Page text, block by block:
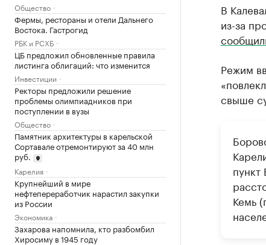
Общество
Фермы, рестораны и отели Дальнего
Востока. Гастрогид
РБК и РСХБ
ЦБ предложил обновленные правила
листинга облигаций: что изменится
Инвестиции
Ректоры предложили решение
проблемы олимпиадников при
поступлении в вузы
Общество
Памятник архитектуры в карельской
Сортавале отремонтируют за 40 млн
руб.
Карелия
Крупнейший в мире
нефтепереработчик нарастил закупки
из России
Экономика
Захарова напомнила, кто разбомбил
Хиросиму в 1945 году
В
из-за
Режим
свыше
пункт
Кемь